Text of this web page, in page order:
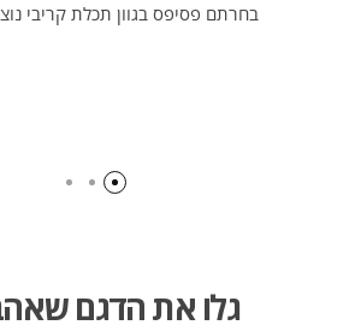
בחרתם פסיפס בגוון תכלת קריבי
גלו את הדגם